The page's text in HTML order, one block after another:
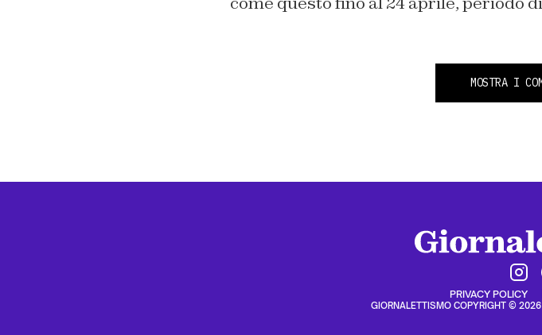
MOSTRA I
PRIVACY POLICY
GIORNALETTISMO COPYRIGHT ©